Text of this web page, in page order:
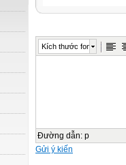
Kích thước font
Đường dẫn: p
Gửi ý kiến